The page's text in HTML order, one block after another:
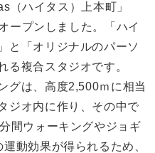
（ハイタス）上本町」
ープンしました。「ハイ
と「オリジナルのパーソ
る複合スタジオです。
グは、高度2,500ｍに相当
ジオ内に作り、その中で
間ウォーキングやジョギ
動効果が得られるため、